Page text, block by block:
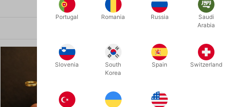
Relaterede produkter
Portugal Romania Russia
Saudi
Arabia
Slovenia
South
Korea
Spain Switzerland